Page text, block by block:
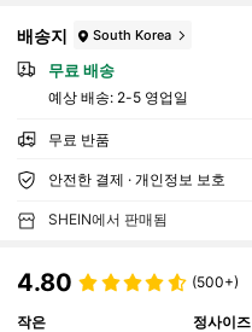
배송지 South Korea
무료 배송
예상 배송: 2-5 영업일
무료 반품
안전한 결제 · 개인정보 보호
SHEIN에서 판매됨
4.80 (500+)
작은
정사이즈